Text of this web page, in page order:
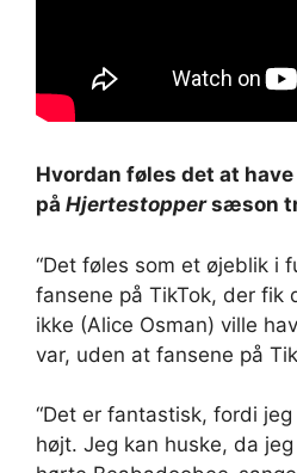
Hvordan føles det at have
på Hjertestoppersæson
“Det føles som et øjeblik i
fansene på TikTok, der fik
ikke (Alice Osman) ville
var, uden at fansene på
“Det er fantastisk, fordi
højt. Jeg kan huske, da